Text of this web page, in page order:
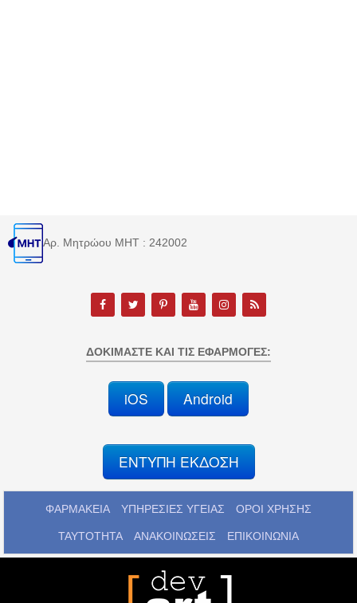
Αρ. Μητρώου MHT : 242002
ΔΟΚΙΜΆΣΤΕ ΚΑΙ ΤΙΣ ΕΦΑΡΜΟΓΈΣ:
iOS Android
ΕΝΤΥΠΗ ΕΚΔΟΣΗ
ΦΑΡΜΑΚΕΙΑ ΥΠΗΡΕΣΙΕΣ ΥΓΕΙΑΣ ΟΡΟΙ ΧΡΗΣΗΣ
ΤΑΥΤΟΤΗΤΑ ΑΝΑΚΟΙΝΩΣΕΙΣ ΕΠΙΚΟΙΝΩΝΙΑ